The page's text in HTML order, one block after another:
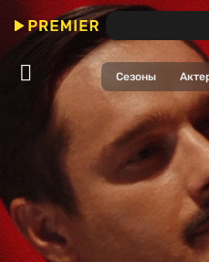
По профессии — иностранец
Сезоны